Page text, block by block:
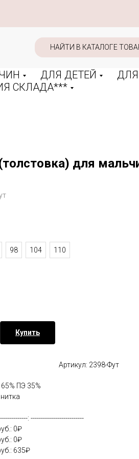
НАЙТИ В КАТАЛОГЕ
ДЛЯ ДЕТЕЙ
СКЛАДА***
для
98 104 110
Купить
Артикул: 2398-Фут
ПЭ 35%
: --------------------------
0₽
0₽
635₽